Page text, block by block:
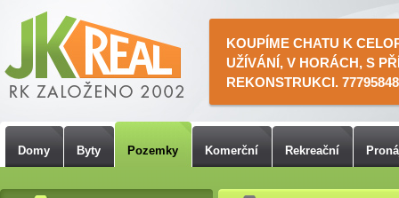
KOUPÍME CHATU K
UŽÍVÁNÍ, V HORÁCH, S
REKONSTRUKCI.
Domy Byty Pozemky Komerční Rekreační